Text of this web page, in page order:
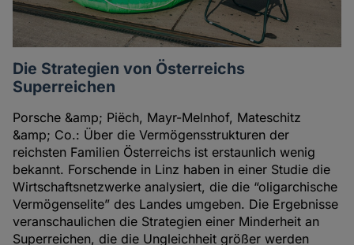
Die Strategien von Österreichs
Superreichen
Porsche &amp; Piëch, Mayr-Melnhof, Mateschitz
&amp; Co.: Über die Vermögensstrukturen der
reichsten Familien Österreichs ist erstaunlich wenig
bekannt. Forschende in Linz haben in einer Studie die
Wirtschaftsnetzwerke analysiert, die die “oligarchische
Vermögenselite” des Landes umgeben. Die Ergebnisse
veranschaulichen die Strategien einer Minderheit an
Superreichen, die die Ungleichheit größer werden